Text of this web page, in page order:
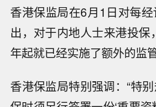
香港保监局在6月1日对每
出，对于内地人士来港投
年起就已经实施了额外的监
香港保监局特别强调：“特